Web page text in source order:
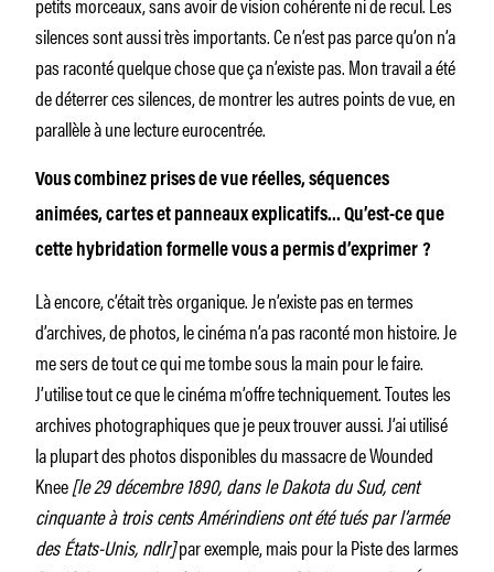
silences sont aussi très importants. Ce n’est pas parce qu’on n’a
pas raconté quelque chose que ça n’existe pas. Mon travail a été
de déterrer ces silences, de montrer les autres points de vue, en
parallèle à une lecture eurocentrée.
Vous combinez prises de vue réelles, séquences
animées, cartes et panneaux explicatifs… Qu’est-ce que
cette hybridation formelle vous a permis d’exprimer ?
Là encore, c’était très organique. Je n’existe pas en termes
d’archives, de photos, le cinéma n’a pas raconté mon histoire. Je
me sers de tout ce qui me tombe sous la main pour le faire.
J’utilise tout ce que le cinéma m’offre techniquement. Toutes les
archives photographiques que je peux trouver aussi. J’ai utilisé
la plupart des photos disponibles du massacre de Wounded
Knee[le 29 décembre 1890, dans le Dakota du Sud, cent
cinquante à trois cents Amérindiens ont été tués par l’armée
des États-Unis, ndlr]par exemple, mais pour la Piste des larmes